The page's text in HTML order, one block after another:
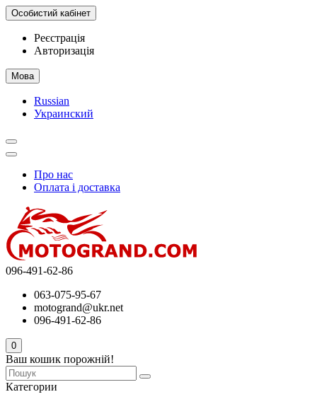
Особистий кабінет
Реєстрація
Авторизація
Мова
Russian
Украинский
Про нас
Оплата і доставка
096-491-62-86
063-075-95-67
motogrand@ukr.net
096-491-62-86
0
Ваш кошик порожній!
Категории